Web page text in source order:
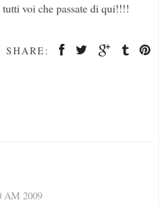
voi che passate di qui!!!!
SHARE:
AM 2009